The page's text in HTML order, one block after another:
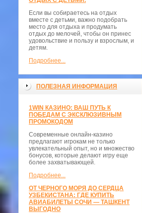
Если вы собираетесь на отдых
вместе с детьми, важно подобрать
место для отдыха и продумать
отдых до мелочей, чтобы он принес
удовольствие и пользу и взрослым, и
детям.
Подробнее...
ПОЛЕЗНАЯ ИНФОРМАЦИЯ
1WIN КАЗИНО: ВАШ ПУТЬ К
ПОБЕДАМ С ЭКСКЛЮЗИВНЫМ
ПРОМОКОДОМ
Современные онлайн-казино
предлагают игрокам не только
увлекательный опыт, но и множество
бонусов, которые делают игру еще
более захватывающей.
Подробнее...
ОТ ЧЕРНОГО МОРЯ ДО СЕРДЦА
УЗБЕКИСТАНА: ГДЕ КУПИТЬ
АВИАБИЛЕТЫ СОЧИ — ТАШКЕНТ
ВЫГОДНО